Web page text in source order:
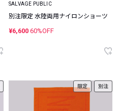
SALVAGE PUBLIC
別注限定 水陸両用ナイロンショーツ
¥6,600 60%OFF
限定 別注